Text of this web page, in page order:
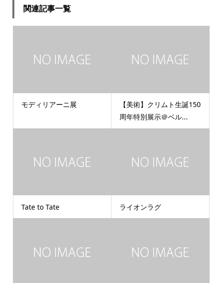
関連記事一覧
モディリアーニ展
【美術】クリムト生誕150
周年特別展示＠ベル...
Tate to Tate ライオンラグ